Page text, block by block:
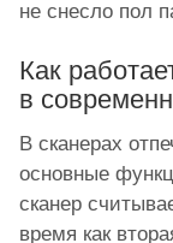
не снесло пол
Как
в
В сканерах
основные
сканер
время как